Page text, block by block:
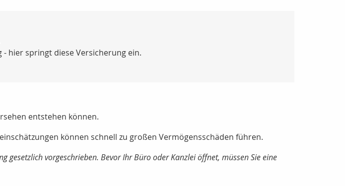
hier springt diese Versicherung ein.
entstehen können.
können schnell zu großen Vermögensschäden führen.
gesetzlich vorgeschrieben. Bevor Ihr Büro oder Kanzlei öffnet, müssen Sie eine